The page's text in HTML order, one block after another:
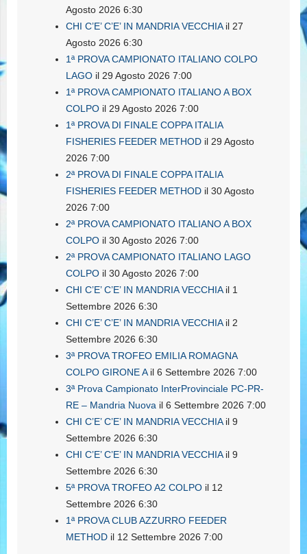
Agosto 2026 6:30
CHI C’E’ C’E’ IN MANDRIA VECCHIAil 27
Agosto 2026 6:30
1ª PROVA CAMPIONATO ITALIANO COLPO
LAGO il 29 Agosto 2026 7:00
1ª PROVA CAMPIONATO ITALIANO A BOX
COLPO il 29 Agosto 2026 7:00
1ª PROVA DI FINALE COPPA ITALIA
FISHERIES FEEDER METHOD il 29 Agosto
2026 7:00
2ª PROVA DI FINALE COPPA ITALIA
FISHERIES FEEDER METHOD il 30 Agosto
2026 7:00
2ª PROVA CAMPIONATO ITALIANO A BOX
COLPO il 30 Agosto 2026 7:00
2ª PROVA CAMPIONATO ITALIANO LAGO
COLPO il 30 Agosto 2026 7:00
CHI C’E’ C’E’ IN MANDRIA VECCHIAil 1
Settembre 2026 6:30
CHI C’E’ C’E’ IN MANDRIA VECCHIAil 2
Settembre 2026 6:30
3ª PROVA TROFEO EMILIA ROMAGNA
COLPO GIRONE Ail 6 Settembre 2026 7:00
3ª Prova Campionato InterProvinciale PC-PR-
RE – Mandria Nuova il 6 Settembre 2026 7:00
CHI C’E’ C’E’ IN MANDRIA VECCHIAil 9
Settembre 2026 6:30
CHI C’E’ C’E’ IN MANDRIA VECCHIAil 9
Settembre 2026 6:30
5ª PROVA TROFEO A2 COLPO il 12
Settembre 2026 6:30
1ª PROVA CLUB AZZURRO FEEDER
METHOD il 12 Settembre 2026 7:00